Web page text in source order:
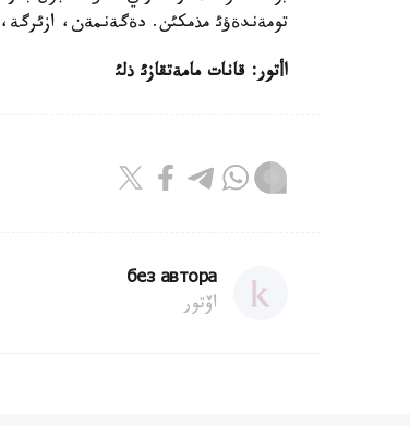
تومةندةؤئ مذمكئن. دةگةنمةن، ازئرگة،
اأتور: قانات مامةتقازئ ذلئ
без автора
اۆتور